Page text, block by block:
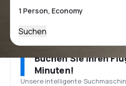
Suchen
Buchen Sie Ihren
Minuten!
Unsere intelligente